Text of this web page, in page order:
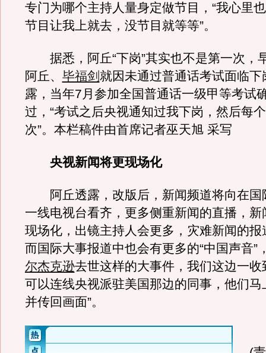
专门为哪个主持人量身定做节目，“我心里
节目让我上就去，没节目就等等”。
据悉，阿丘“下岗”其实也不是第一次，
阿丘、 毕福剑就因未通过普通话考试面临下
露，当年7月参加全国普通话一级甲等考试
过，“考试之后央视通知过我下岗，然后每
次”。本栏稿件由首席记者巫天旭 采写
央视新闻将更现场化
阿丘透露，改版后，新闻频道将向在国
一线电视台看齐，更多侧重新闻的直播，新
现场化，出镜主持人会更多，灾难新闻的报
而国际大事报道中也会有更多的“中国声音”
尔杰克逊去世这样的大事件，我们这边一收
可以连线央视派驻美国那边的同事，他们马
并传回画面”。